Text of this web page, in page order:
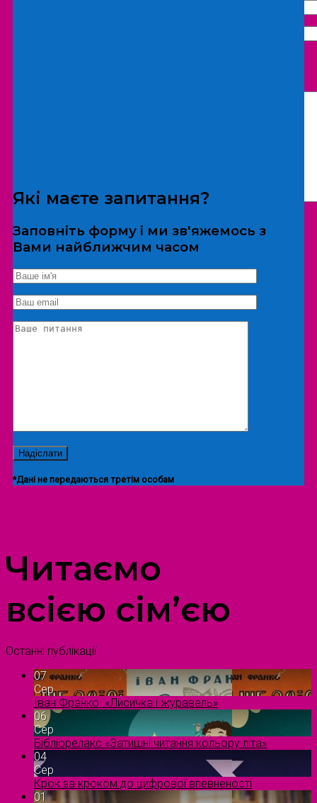
*Дані не передаються третім особам
Екскурсія/локація
Які маєте запитання?
Заповніть форму і ми зв'яжемось з
Вами найближчим часом
*Дані не передаються третім особам
Читаємо
всією сім’єю
Останні публікації
07
Сер
Іван Франко. «Лисичка і журавель»
06
Сер
Бібліорелакс «Затишні читання кольору літа»
04
Сер
Крок за кроком до цифрової впевненості
01